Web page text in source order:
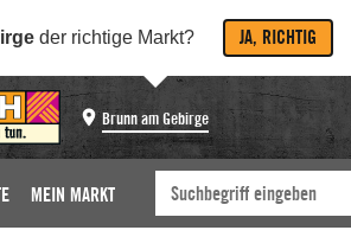
der richtige Markt? JA, RICHTIG
Brunn am Gebirge
MEIN MARKT